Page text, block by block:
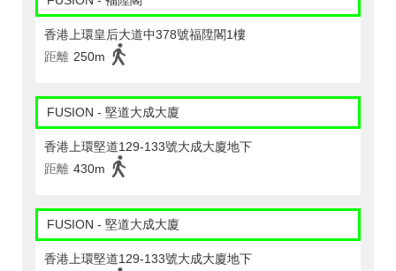
香港上環皇后大道中378號福陞閣1樓
距離 250m
FUSION - 堅道大成大廈
香港上環堅道129-133號大成大廈地下
距離 430m
FUSION - 堅道大成大廈
香港上環堅道129-133號大成大廈地下